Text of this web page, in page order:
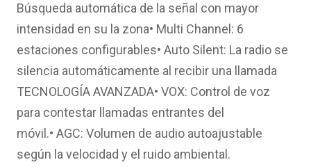
Búsqueda automática de la señal con mayor
intensidad en su la zona• Multi Channel: 6
estaciones configurables• Auto Silent: La radio se
silencia automáticamente al recibir una llamada
TECNOLOGÍA AVANZADA• VOX: Control de voz
para contestar llamadas entrantes del
móvil.• AGC: Volumen de audio autoajustable
según la velocidad y el ruido ambiental.